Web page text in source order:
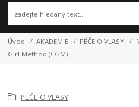
Úvod AKADEMIE PÉČE O VLASY
Girl Method (CGM)
PÉČE O VLASY